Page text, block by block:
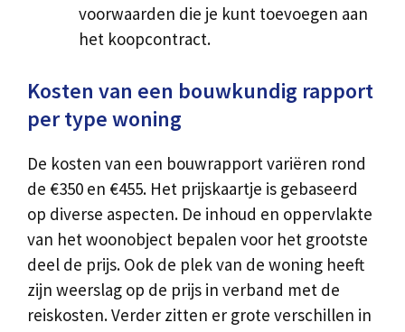
voorwaarden die je kunt toevoegen aan
het koopcontract.
Kosten van een bouwkundig rapport
per type woning
De kosten van een bouwrapport variëren rond
de €350 en €455. Het prijskaartje is gebaseerd
op diverse aspecten. De inhoud en oppervlakte
van het woonobject bepalen voor het grootste
deel de prijs. Ook de plek van de woning heeft
zijn weerslag op de prijs in verband met de
reiskosten. Verder zitten er grote verschillen in